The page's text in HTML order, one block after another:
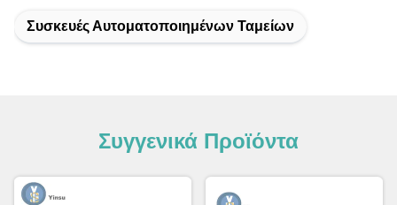
Συσκευές Αυτοματοποιημένων Ταμείων
Συγγενικά Προϊόντα